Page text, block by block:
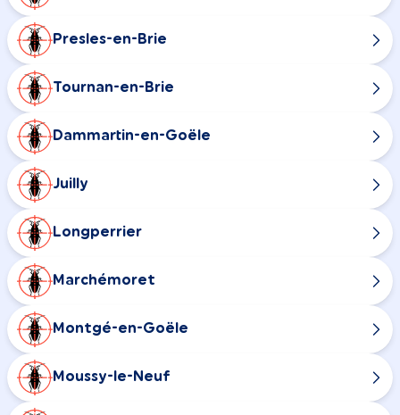
Presles-en-Brie
Tournan-en-Brie
Dammartin-en-Goële
Juilly
Longperrier
Marchémoret
Montgé-en-Goële
Moussy-le-Neuf